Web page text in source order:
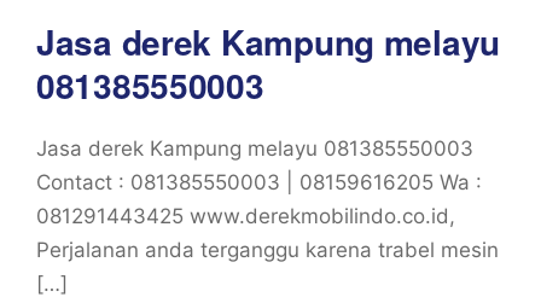
Jasa derek Kampung melayu
081385550003
Jasa derek Kampung melayu 081385550003
Contact : 081385550003 | 08159616205 Wa :
081291443425 www.derekmobilindo.co.id,
Perjalanan anda terganggu karena trabel mesin
[…]